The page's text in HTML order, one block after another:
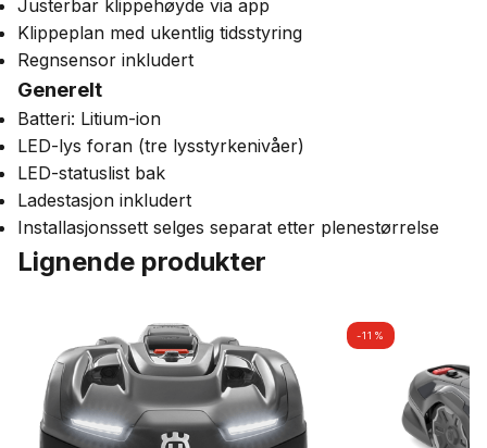
Justerbar klippehøyde via app
Klippeplan med ukentlig tidsstyring
Regnsensor inkludert
Generelt
Batteri: Litium-ion
LED-lys foran (tre lysstyrkenivåer)
LED-statuslist bak
Ladestasjon inkludert
Installasjonssett selges separat etter plenestørrelse
Lignende produkter
-11%